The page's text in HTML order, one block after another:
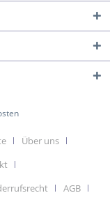
Über uns
AGB